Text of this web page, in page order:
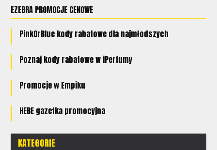
EZEBRA PROMOCJE CENOWE
PinkOrBlue kody rabatowe dla najmłodszych
Poznaj kody rabatowe w iPerfumy
Promocje w Empiku
HEBE gazetka promocyjna
KATEGORIE